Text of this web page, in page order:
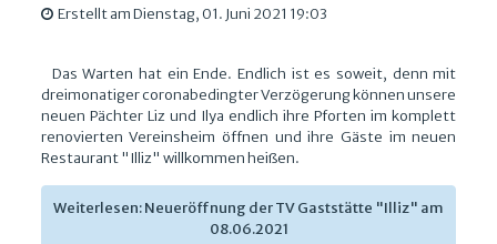
Erstellt am Dienstag, 01. Juni 2021 19:03
Das Warten hat ein Ende. Endlich ist es soweit, denn mit
dreimonatiger coronabedingter Verzögerung können unsere
neuen Pächter Liz und Ilya endlich ihre Pforten im komplett
renovierten Vereinsheim öffnen und ihre Gäste im neuen
Restaurant "Illiz" willkommen heißen.
Weiterlesen: Neueröffnung der TV Gaststätte "Illiz" am
08.06.2021